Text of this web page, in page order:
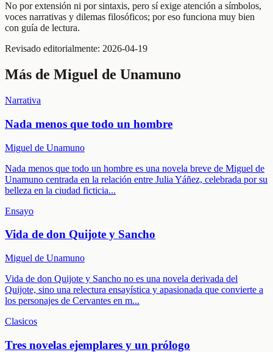
No por extensión ni por sintaxis, pero sí exige atención a símbolos,
voces narrativas y dilemas filosóficos; por eso funciona muy bien
con guía de lectura.
Revisado editorialmente: 2026-04-19
Más de Miguel de Unamuno
Narrativa
Nada menos que todo un hombre
Miguel de Unamuno
Nada menos que todo un hombre es una novela breve de Miguel de
Unamuno centrada en la relación entre Julia Yáñez, celebrada por su
belleza en la ciudad ficticia...
Ensayo
Vida de don Quijote y Sancho
Miguel de Unamuno
Vida de don Quijote y Sancho no es una novela derivada del
Quijote, sino una relectura ensayística y apasionada que convierte a
los personajes de Cervantes en m...
Clasicos
Tres novelas ejemplares y un prólogo